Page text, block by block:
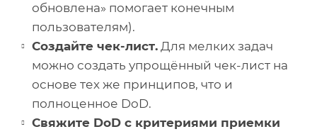
обновлена» помогает конечным
пользователям).
Создайте чек-лист. Для мелких задач
можно создать упрощённый чек-лист на
основе тех же принципов, что и
полноценное DoD.
Свяжите DoD с критериями приемки